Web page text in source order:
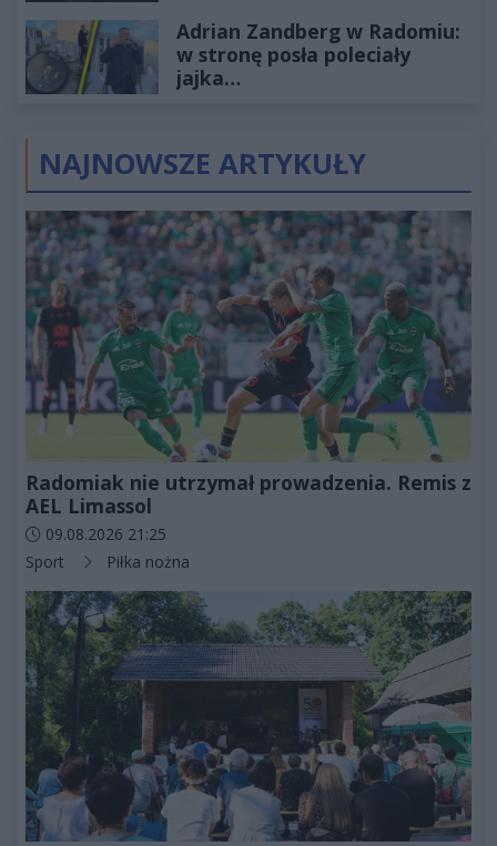
złotych
Adrian Zandberg w Radomiu:
w stronę posła poleciały
jajka…
NAJNOWSZE ARTYKUŁY
Radomiak nie utrzymał prowadzenia. Remis z
AEL Limassol
Data dodania artykułu:
09.08.2026 21:25
Kategorie artykułu:
Sport Piłka nożna